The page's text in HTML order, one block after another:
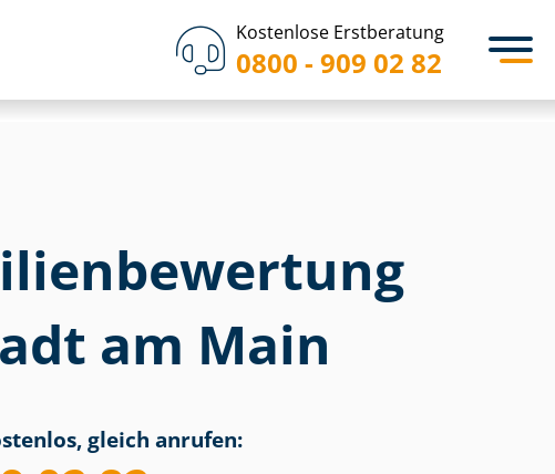
Kostenlose Erstberatung
0800 - 909 02 82
am Main
gleich anrufen: